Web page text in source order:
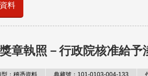
料
章執照－行政院核准給
型：稽憑資料 典藏號：101-0103-004-133